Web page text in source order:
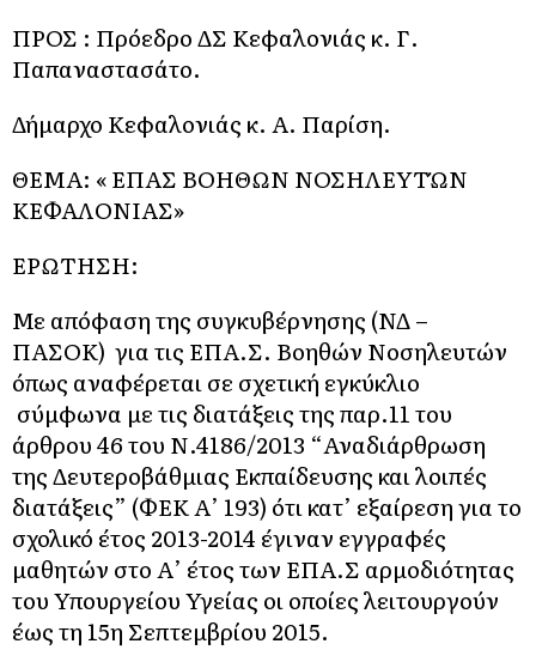
ΠΡΟΣ : Πρόεδρο ΔΣ Κεφαλονιάς κ. Γ.
Παπαναστασάτο.
Δήμαρχο Κεφαλονιάς κ. Α. Παρίση.
ΘΕΜΑ: « ΕΠΑΣ ΒΟΗΘΩΝ ΝΟΣΗΛΕΥΤΏΝ
ΚΕΦΑΛΟΝΙΑΣ»
ΕΡΩΤΗΣΗ:
Με απόφαση της συγκυβέρνησης (ΝΔ –
ΠΑΣΟΚ) για τις ΕΠΑ.Σ. Βοηθών Νοσηλευτών
όπως αναφέρεται σε σχετική εγκύκλιο
σύμφωνα με τις διατάξεις της παρ.11 του
άρθρου 46 του Ν.4186/2013 “Αναδιάρθρωση
της Δευτεροβάθμιας Εκπαίδευσης και λοιπές
διατάξεις” (ΦΕΚ Α’ 193) ότι κατ’ εξαίρεση για το
σχολικό έτος 2013-2014 έγιναν εγγραφές
μαθητών στο Α’ έτος των ΕΠΑ.Σ αρμοδιότητας
του Υπουργείου Υγείας οι οποίες λειτουργούν
έως τη 15η Σεπτεμβρίου 2015.